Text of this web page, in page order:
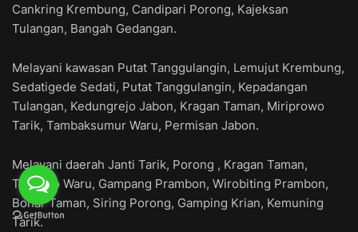
Cankring Krembung, Candipari Porong, Kajeksan
Tulangan, Bangah Gedangan.
Melayani kawasan Putat Tanggulangin, Lemujut Krembung,
Sedatigede Sedati, Putat Tanggulangin, Kepadangan
Tulangan, Kedungrejo Jabon, Kragan Taman, Miriprowo
Tarik, Tambaksumur Waru, Permisan Jabon.
Melayani daerah Janti Tarik, Porong , Kragan Taman,
Tropodo Waru, Gampang Prambon, Wirobiting Prambon,
Bohar Taman, Siring Porong, Gamping Krian, Kemuning
Tarik.